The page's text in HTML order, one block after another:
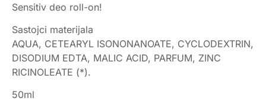
Sensitiv deo roll-on!
Sastojci materijala
AQUA, CETEARYL ISONONANOATE, CYCLODEXTRIN,
DISODIUM EDTA, MALIC ACID, PARFUM, ZINC
RICINOLEATE (*).
50ml